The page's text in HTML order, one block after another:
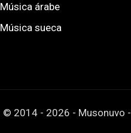
Música árabe
Música sueca
© 2014 - 2026 - Musonuvo -